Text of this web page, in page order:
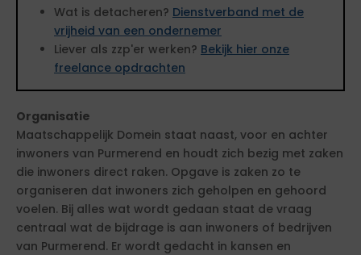
Wat is detacheren? Dienstverband met de
vrijheid van een ondernemer
Liever als zzp'er werken? Bekijk hier onze
freelance opdrachten
Organisatie
Maatschappelijk Domein staat naast, voor en achter
inwoners van Purmerend en houdt zich bezig met zaken
die inwoners direct raken. Opgave is zaken zo te
organiseren dat inwoners zich geholpen en gehoord
voelen. Bij alles wat wordt gedaan staat de vraag
centraal wat de bijdrage is aan inwoners of bedrijven
van Purmerend. Er wordt gedacht in kansen en